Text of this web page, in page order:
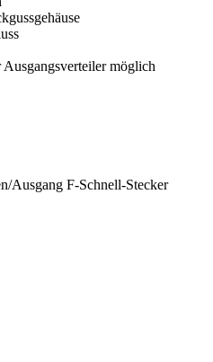
möglich
Ausgang F-Schnell-Stecker